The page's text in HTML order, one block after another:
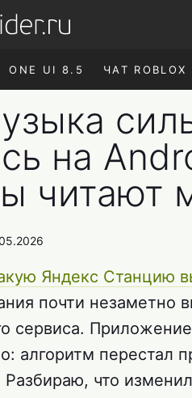
ONE UI 8.5 ЧАТ ROBLOX
на
читают
Яндекс Станцию
почти незаметно
сервиса.
алгоритм перестал
что